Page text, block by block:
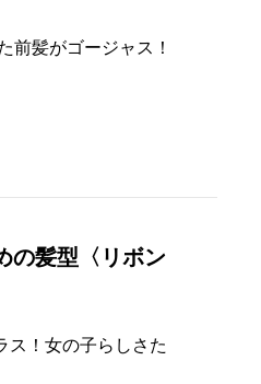
前髪がゴージャス！
の髪型〈リボン
ス！女の子らしさた